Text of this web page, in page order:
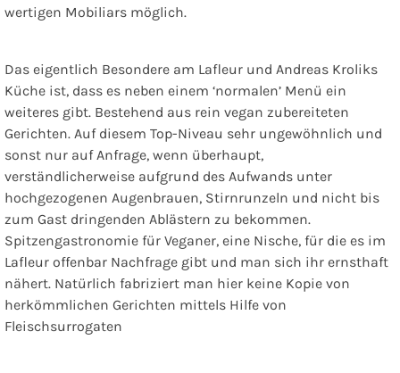
wertigen Mobiliars möglich.
Das eigentlich Besondere am Lafleur und Andreas Kroliks
Küche ist, dass es neben einem ‘normalen’ Menü ein
weiteres gibt. Bestehend aus rein vegan zubereiteten
Gerichten. Auf diesem Top-Niveau sehr ungewöhnlich und
sonst nur auf Anfrage, wenn überhaupt,
verständlicherweise aufgrund des Aufwands unter
hochgezogenen Augenbrauen, Stirnrunzeln und nicht bis
zum Gast dringenden Ablästern zu bekommen.
Spitzengastronomie für Veganer, eine Nische, für die es im
Lafleur offenbar Nachfrage gibt und man sich ihr ernsthaft
nähert. Natürlich fabriziert man hier keine Kopie von
herkömmlichen Gerichten mittels Hilfe von
Fleischsurrogaten